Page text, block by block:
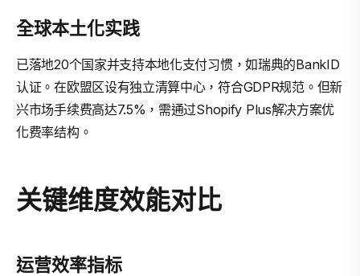
全球本土化实践
已落地20个国家并支持本地化支付习惯，如瑞典的BankID
认证。在欧盟区设有独立清算中心，符合GDPR规范。但新
兴市场手续费高达7.5%，需通过Shopify Plus解决方案优
化费率结构。
关键维度效能对比
运营效率指标